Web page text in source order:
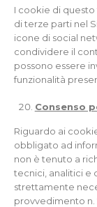
I cookie di
di terze parti nel
icone di social
condividere il
possono essere
funzionalità
Consenso
Riguardo ai
obbligato ad
non è tenuto a
tecnici, analitici e
strettamente
provvedimento n.